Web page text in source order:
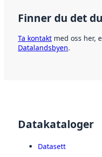
Finner du det
Ta kontakt med oss her,
Datalandsbyen.
Datakataloger
Datasett